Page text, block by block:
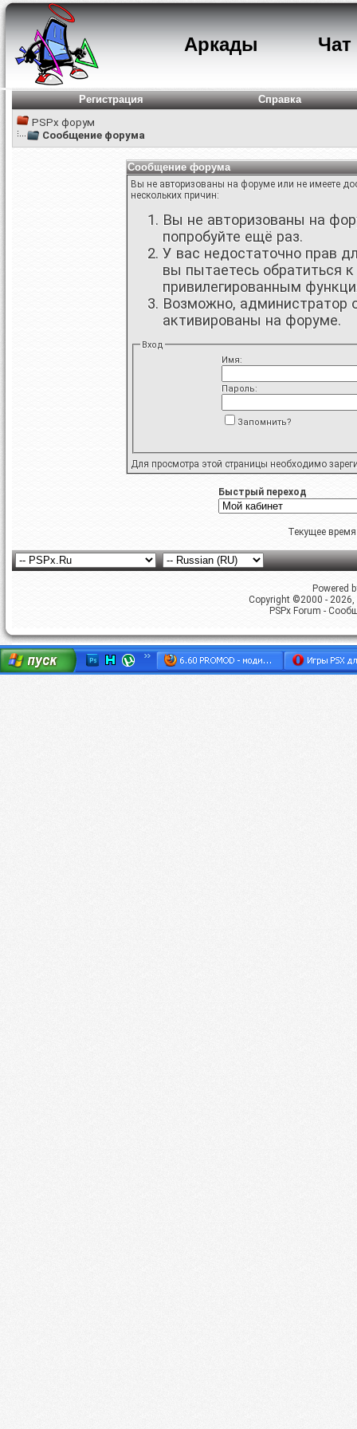
Аркады Чат
Регистрация
Справка
PSPx форум
Сообщение форума
Сообщение форума
Вы не авторизованы на форуме или не имеете
нескольких причин:
Вы не авторизованы на
попробуйте ещё раз.
У вас недостаточно прав
вы пытаетесь обратиться
привилегированным
Возможно, администратор
активированы на форуме.
Вход
Имя:
Пароль:
Запомнить?
Для просмотра этой страницы необходимо
Быстрый переход
Текущее
Powered
Copyright ©2000 -
PSPx Forum -